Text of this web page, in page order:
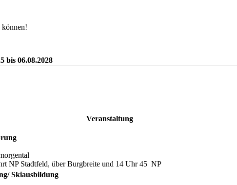
können!
bis 06.08.2028
Veranstaltung
NP Stadtfeld, über Burgbreite und 14 Uhr 45 NP
Skiausbildung